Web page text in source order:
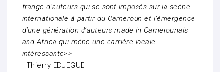
frange d’auteurs qui se sont imposés sur la scène
internationale à partir du Cameroun et l’émergence
d’une génération d’auteurs made in Camerounais
and Africa qui mène une carrière locale
intéressante>>
Thierry EDJEGUE